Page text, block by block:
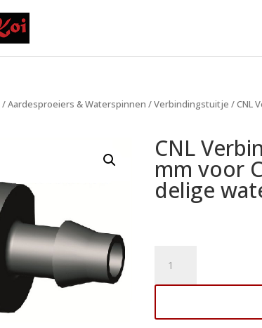
/Aardesproeiers & Waterspinnen /Verbindingstuitje / CNL
CNL
mm voor
delige
Verbindingstuitje
4-
mm